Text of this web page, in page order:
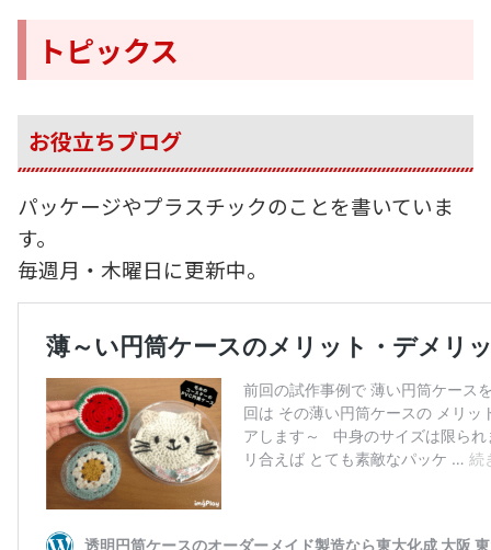
トピックス
お役立ちブログ
パッケージやプラスチックのことを書いていま
す。
毎週月・木曜日に更新中。